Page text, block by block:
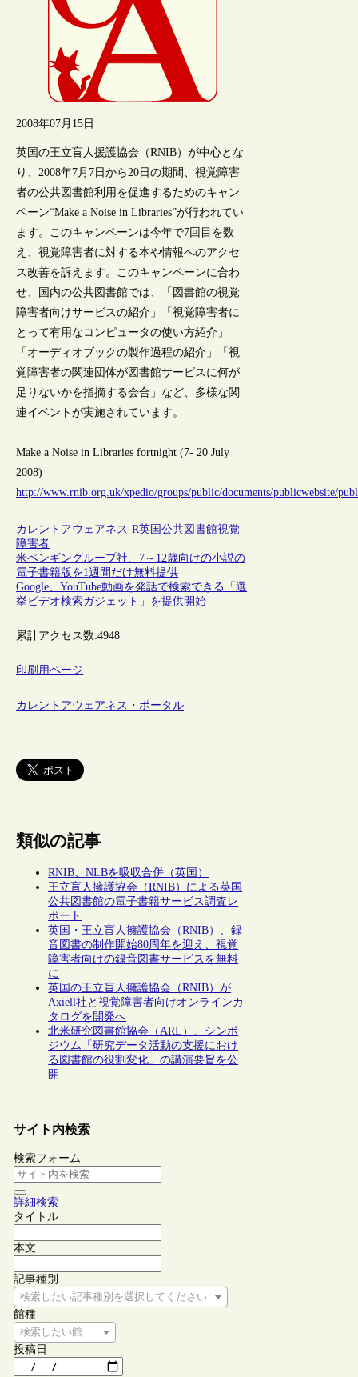
2008年07月15日
英国の王立盲人援護協会（RNIB）が中心とな
り、2008年7月7日から20日の期間、視覚障害
者の公共図書館利用を促進するためのキャン
ペーン“Make a Noise in Libraries”が行われてい
ます。このキャンペーンは今年で7回目を数
え、視覚障害者に対する本や情報へのアクセ
ス改善を訴えます。このキャンペーンに合わ
せ、国内の公共図書館では、「図書館の視覚
障害者向けサービスの紹介」「視覚障害者に
とって有用なコンピュータの使い方紹介」
「オーディオブックの製作過程の紹介」「視
覚障害者の関連団体が図書館サービスに何が
足りないかを指摘する会合」など、多様な関
連イベントが実施されています。
Make a Noise in Libraries fortnight (7- 20 July
2008)
http://www.rnib.org.uk/xpedio/groups/public/documents/publicwebsite/
カレントアウェアネス-R英国公共図書館視覚
障害者
米ペンギングループ社、7～12歳向けの小説の
電子書籍版を1週間だけ無料提供
Google、YouTube動画を発話で検索できる「選
挙ビデオ検索ガジェット」を提供開始
累計アクセス数:4948
印刷用ページ
カレントアウェアネス・ポータル
類似の記事
RNIB、NLBを吸収合併（英国）
王立盲人擁護協会（RNIB）による英国
公共図書館の電子書籍サービス調査レ
ポート
英国・王立盲人擁護協会（RNIB）、録
音図書の制作開始80周年を迎え、視覚
障害者向けの録音図書サービスを無料
に
英国の王立盲人擁護協会（RNIB）が
Axiell社と視覚障害者向けオンラインカ
タログを開発へ
北米研究図書館協会（ARL）、シンポ
ジウム「研究データ活動の支援におけ
る図書館の役割変化」の講演要旨を公
開
サイト内検索
検索フォーム
詳細検索
タイトル
本文
記事種別
検索したい記事種別を選択してください
館種
検索したい館種を選択してください
投稿日